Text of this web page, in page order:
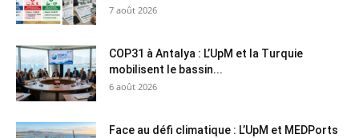
7 août 2026
COP31 à Antalya : L’UpM et la Turquie
mobilisent le bassin...
6 août 2026
Face au défi climatique : L’UpM et MEDPorts